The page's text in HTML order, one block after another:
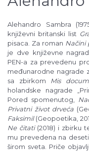
Alehandro Sambra
književni britanski list
pisaca. Za roman Načini
je dve književne
PEN-a za prevedenu
međunarodne nagrade
sa zbirkom Mis
holandske nagrade
Pored spomenutog,
Privatni život drveća
Faksimil(Geopoetika,
Ne čitati (2018) i zbirku
mu prevedena na
širom sveta. Priče